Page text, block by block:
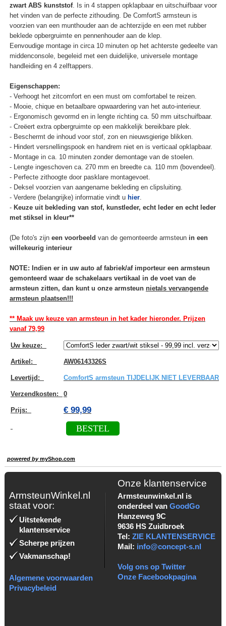
zwart ABS kunststof. Is in 4 stappen opklapbaar en uitschuifbaar voor
het vinden van de perfecte zithouding. De ComfortS armsteun is
voorzien van een munthouder aan de achterzijde en een met rubber
beklede opbergruimte en pennenhouder aan de klep.
Eenvoudige montage in circa 10 minuten op het achterste gedeelte van
middenconsole, begeleid met een duidelijke, universele montage
handleiding en 4 zelftappers.
Eigenschappen:
- Verhoogt het zitcomfort en een must om comfortabel te reizen.
- Mooie, chique en betaalbare opwaardering van het auto-interieur.
- Ergonomisch gevormd en in lengte richting ca. 50 mm uitschuifbaar.
- Creëert extra opbergruimte op een makkelijk bereikbare plek.
- Beschermt de inhoud voor stof, zon en nieuwsgierige blikken.
- Hindert versnellingspook en handrem niet en is verticaal opklapbaar.
- Montage in ca. 10 minuten zonder demontage van de stoelen.
- Lengte ingeschoven ca. 270 mm en breedte ca. 110 mm (bovendeel).
- Perfecte zithoogte door pasklare montagevoet.
- Deksel voorzien van aangename bekleding en clipsluiting.
- Verdere (belangrijke) informatie vindt u hier.
- Keuze uit bekleding van stof, kunstleder, echt leder en echt leder
met stiksel in kleur**
(De foto's zijn een voorbeeld van de gemonteerde armsteun in een
willekeurig interieur
NOTE: Indien er in uw auto af fabriek/af importeur een armsteun
gemonteerd waar de schakelaars vertikaal in de voet van de
armsteun zitten, dan kunt u onze armsteun nietals vervangende
armsteun plaatsen!!!
** Maak uw keuze van armsteun in het kader hieronder. Prijzen
vanaf 79,99
Uw keuze:
Artikel : AW06143326S
Levertijd : ComfortS armsteun TIJDELIJK NIET LEVERBAAR
Verzendkosten: 0
Prijs: € 99,99
BESTEL
powered bymyShop.com
ArmsteunWinkel.nl
staat voor:
Uitstekende
klantenservice
Scherpe prijzen
Vakmanschap!
Algemene voorwaarden
Privacybeleid
Onze klantenservice
Armsteunwinkel.nl is
onderdeel van GoodGo
Hanzeweg 9C
9636 HS Zuidbroek
Tel: ZIE KLANTENSERVICE
Mail: info@concept-s.nl
Volg ons op Twitter
Onze Facebookpagina